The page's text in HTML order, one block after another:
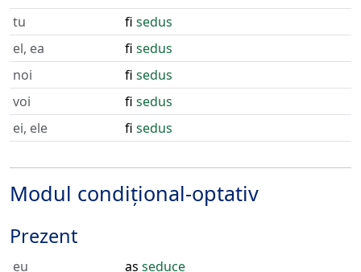
tu
fi sedus
el, ea
fi sedus
noi
fi sedus
voi
fi sedus
ei, ele
fi sedus
Modul condițional-optativ
Prezent
eu aș seduce